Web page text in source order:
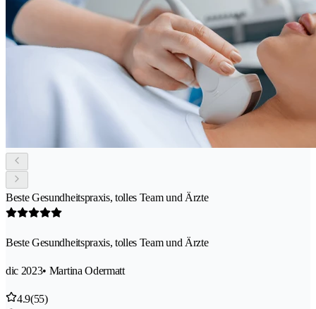
Beste Gesundheitspraxis, tolles Team und Ärzte
Beste Gesundheitspraxis, tolles Team und Ärzte
dic 2023• Martina Odermatt
4.9(55)